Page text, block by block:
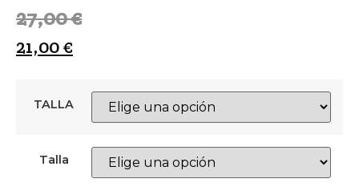
27,00€
21,00€
TALLA
Talla